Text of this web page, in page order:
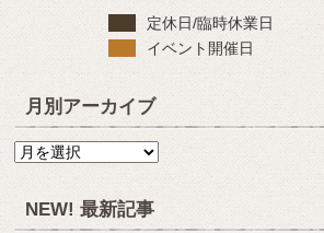
定休日/臨時休業日
イベント開催日
月別アーカイブ
月
ーNEW! 最新記事